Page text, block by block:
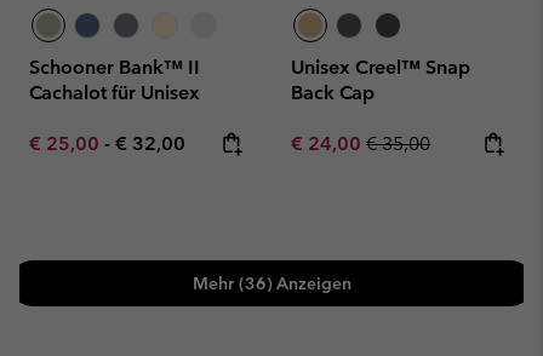
Schooner Bank™ II
Cachalot für Unisex
Minimum sale price:
€ 25,00 - Maximum price:
€ 32,00
Unisex Creel™ Snap
Back Cap
Sale price:
€ 24,00 Regular price:
€ 35,00
Mehr (36) Anzeigen